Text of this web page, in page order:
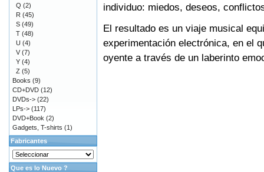
individuo: miedos, deseos,
El resultado es un viaje musical
experimentación electrónica, en el
oyente a través de un laberinto
Q (2)
R (45)
S (49)
T (48)
U (4)
V (7)
Y (4)
Z (5)
Books (9)
CD+DVD (12)
DVDs-> (22)
LPs-> (117)
DVD+Book (2)
Gadgets, T-shirts (1)
Fabricantes
Que es lo Nuevo ?